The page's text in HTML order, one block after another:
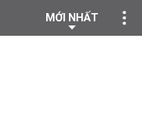
MỚI NHẤT